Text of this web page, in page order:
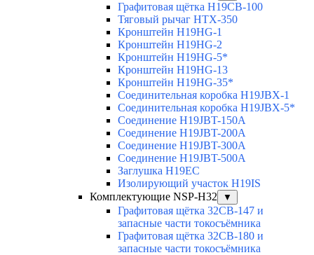
Графитовая щётка H19CB-100
Тяговый рычаг HTX-350
Кронштейн H19HG-1
Кронштейн H19HG-2
Кронштейн H19HG-5*
Кронштейн H19HG-13
Кронштейн H19HG-35*
Соединительная коробка H19JBX-1
Соединительная коробка H19JBX-5*
Соединение H19JBT-150A
Соединение H19JBT-200A
Соединение H19JBT-300A
Соединение H19JBT-500A
Заглушка H19EC
Изолирующий участок H19IS
Комплектующие NSP-H32
▼
Графитовая щётка 32CB-147 и
запасные части токосъёмника
Графитовая щётка 32CB-180 и
запасные части токосъёмника